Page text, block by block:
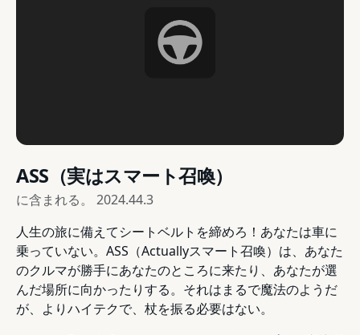
ASS（実はスマート召喚）
に含まれる。 2024.44.3
人生の旅に備えてシートベルトを締めろ！あなたは車に
乗っていない。ASS（Actuallyスマート召喚）は、あなた
のクルマが勝手にあなたのところに来たり、あなたが選
んだ場所に向かったりする。それはまるで魔法のようだ
が、よりハイテクで、杖を振る必要はない。